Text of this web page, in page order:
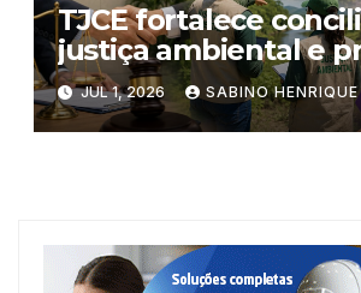
TJCE fortalece
justiça ambiental e
às mulheres
JUL 1, 2026 SABINO HENRIQUE